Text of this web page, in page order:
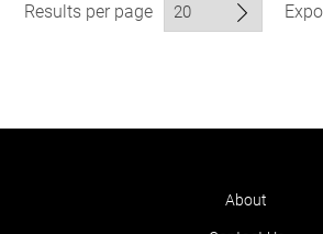
Results per page
About